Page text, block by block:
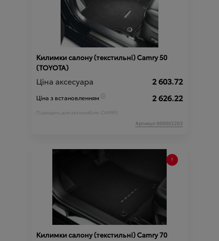
Килимки салону (текстильні) Camry 50
(TOYOTA)
Ціна аксесуара 2 603.72
Ціна з встановленням 2 626.22
Підходить для автомобіля :CAMRY;
Артикул:000002203
Килимки салону (текстильні) Camry 70